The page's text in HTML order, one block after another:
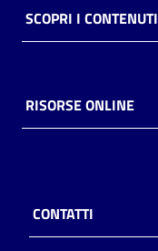
Archivio
storico
Patto
SCOPRI I CONTENUTI
RISORSE ONLINE
CONTATTI